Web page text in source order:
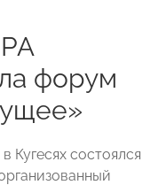
форум
Кугесях состоялся